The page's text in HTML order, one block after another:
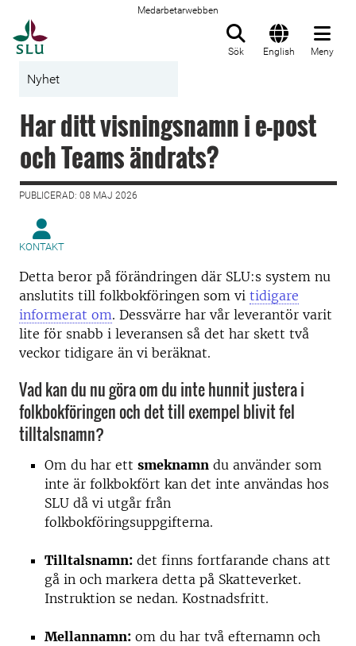
Medarbetarwebben
Sök English Meny
Nyhet
Har ditt visningsnamn i e-post
och Teams ändrats?
PUBLICERAD: 08 MAJ 2026
KONTAKT
Detta beror på förändringen där SLU:s system nu
anslutits till folkbokföringen som vi tidigare
informerat om. Dessvärre har vår leverantör varit
lite för snabb i leveransen så det har skett två
veckor tidigare än vi beräknat.
Vad kan du nu göra om du inte hunnit justera i
folkbokföringen och det till exempel blivit fel
tilltalsnamn?
Om du har ett smeknamn du använder som
inte är folkbokfört kan det inte användas hos
SLU då vi utgår från
folkbokföringsuppgifterna.
Tilltalsnamn: det finns fortfarande chans att
gå in och markera detta på Skatteverket.
Instruktion se nedan. Kostnadsfritt.
Mellannamn: om du har två efternamn och